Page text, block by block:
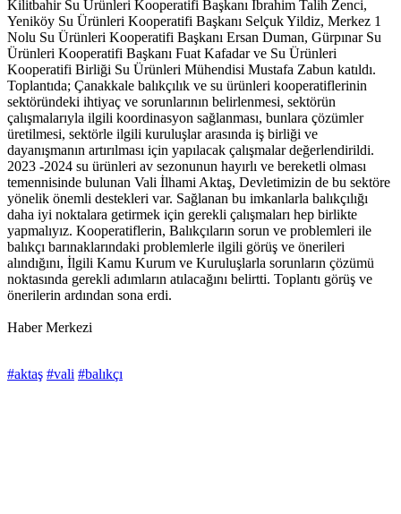
Kilitbahir Su Ürünleri Kooperatifi Başkanı İbrahim Talih Zenci,
Yeniköy Su Ürünleri Kooperatifi Başkanı Selçuk Yildiz, Merkez 1
Nolu Su Ürünleri Kooperatifi Başkanı Ersan Duman, Gürpınar Su
Ürünleri Kooperatifi Başkanı Fuat Kafadar ve Su Ürünleri
Kooperatifi Birliği Su Ürünleri Mühendisi Mustafa Zabun katıldı.
Toplantıda; Çanakkale balıkçılık ve su ürünleri kooperatiflerinin
sektöründeki ihtiyaç ve sorunlarının belirlenmesi, sektörün
çalışmalarıyla ilgili koordinasyon sağlanması, bunlara çözümler
üretilmesi, sektörle ilgili kuruluşlar arasında iş birliği ve
dayanışmanın artırılması için yapılacak çalışmalar değerlendirildi.
2023 -2024 su ürünleri av sezonunun hayırlı ve bereketli olması
temennisinde bulunan Vali İlhami Aktaş, Devletimizin de bu sektöre
yönelik önemli destekleri var. Sağlanan bu imkanlarla balıkçılığı
daha iyi noktalara getirmek için gerekli çalışmaları hep birlikte
yapmalıyız. Kooperatiflerin, Balıkçıların sorun ve problemleri ile
balıkçı barınaklarındaki problemlerle ilgili görüş ve önerileri
alındığını, İlgili Kamu Kurum ve Kuruluşlarla sorunların çözümü
noktasında gerekli adımların atılacağını belirtti. Toplantı görüş ve
önerilerin ardından sona erdi.
Haber Merkezi
#aktaş #vali #balıkçı